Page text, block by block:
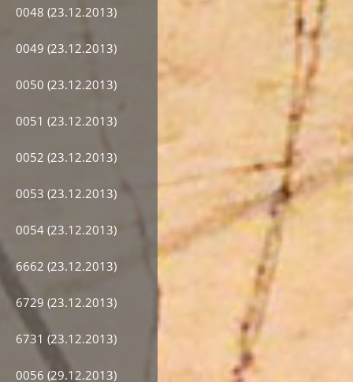
0048 (23.12.2013)
0049 (23.12.2013)
0050 (23.12.2013)
0051 (23.12.2013)
0052 (23.12.2013)
0053 (23.12.2013)
0054 (23.12.2013)
6662 (23.12.2013)
6729 (23.12.2013)
6731 (23.12.2013)
0056 (29.12.2013)